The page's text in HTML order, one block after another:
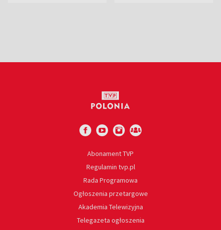
Abonament TVP
Regulamin tvp.pl
Rada Programowa
Ogłoszenia przetargowe
Akademia Telewizyjna
Telegazeta ogłoszenia